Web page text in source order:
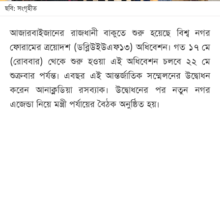
তথ্যপ্রযুক্তি
বিভাগ
ছবি
ভিডিও
ছবি: সংগৃহীত
আজারবাইজানের রাজধানী বাকুতে শুরু হয়েছে বিশ্ব নগর
ফোরামের ত্রয়োদশ (ডব্লিউইউএফ১৩) অধিবেশন। গত ১৭ মে
(রোববার) থেকে শুরু হওয়া এই অধিবেশন চলবে ২২ মে
শুক্রবার পর্যন্ত। এবছর এই আন্তর্জাতিক সম্মেলনের উদ্বোধন
করেন আনাক্লডিয়া রসব্যাক। উদ্বোধনের পর নতুন নগর
এজেন্ডা নিয়ে মন্ত্রী পর্যায়ের বৈঠক অনুষ্ঠিত হয়।